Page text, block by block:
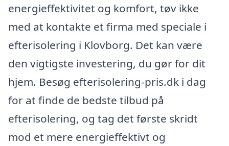
energieffektivitet og komfort, tøv ikke
med at kontakte et firma med speciale i
efterisolering i Klovborg. Det kan være
den vigtigste investering, du gør for dit
hjem. Besøg efterisolering-pris.dk i dag
for at finde de bedste tilbud på
efterisolering, og tag det første skridt
mod et mere energieffektivt og